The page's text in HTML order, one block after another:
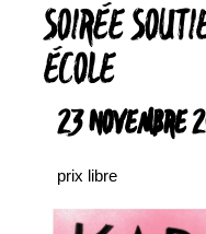
SOIRÉE
ÉCOLE
23
prix libre